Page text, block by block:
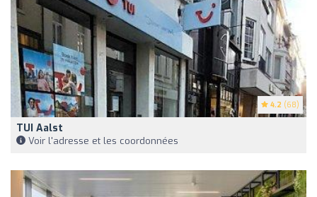
4.2 (68)
TUI Aalst
Voir l'adresse et les coordonnées